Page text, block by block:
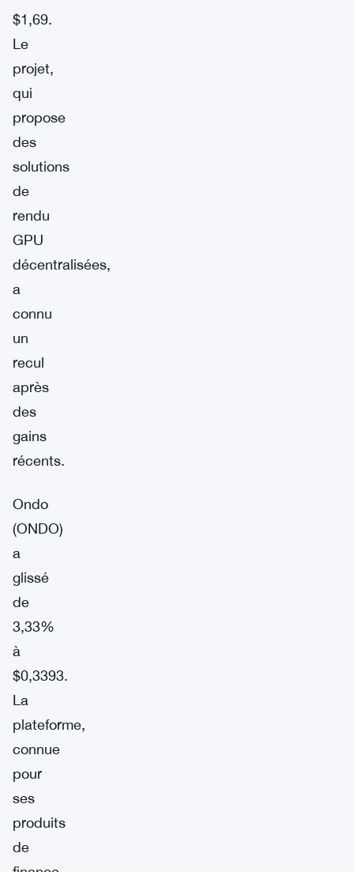
$1,69.
Le
projet,
qui
propose
des
solutions
de
rendu
GPU
décentralisées,
a
connu
un
recul
après
des
gains
récents.
Ondo
(ONDO)
a
glissé
de
3,33%
à
$0,3393.
La
plateforme,
connue
pour
ses
produits
de